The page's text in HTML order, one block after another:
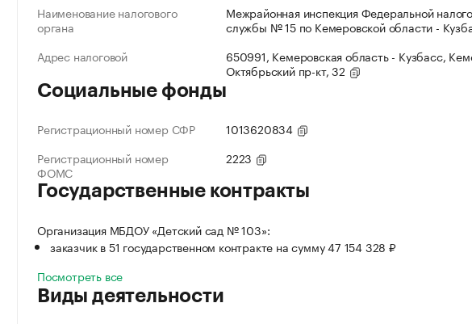
Наименование налогового
органа
Межрайонная инспекция Федеральной
службы № 15 по Кемеровской области -
Адрес налоговой
650991, Кемеровская область - Кузбасс,
Октябрьский пр-кт, 32
Социальные фонды
Регистрационный номер СФР
1013620834
Регистрационный номер
ФОМС
2223
Государственные контракты
Организация МБДОУ «Детский сад № 103»:
заказчик в 51 государственном контракте на сумму 47 154 328 ₽
Посмотреть все
Виды деятельности